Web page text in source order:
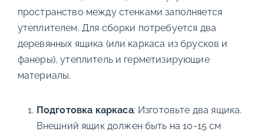
пространство между стенками заполняется
утеплителем. Для сборки потребуется два
деревянных ящика (или каркаса из брусков и
фанеры), утеплитель и герметизирующие
материалы.
Подготовка каркаса: Изготовьте два ящика.
Внешний ящик должен быть на 10-15 см